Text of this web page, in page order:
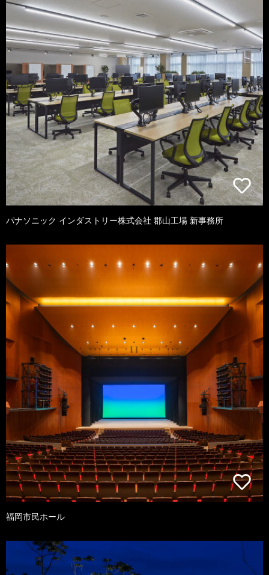
パナソニック インダストリー株式会社 郡山工場 新事務所
福岡市民ホール